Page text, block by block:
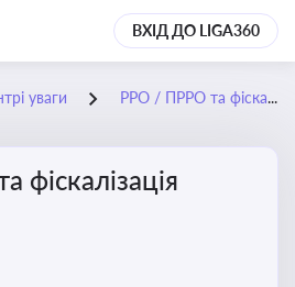
ВХІД ДО LIGA360
уваги РРО / ПРРО та фіскалізація